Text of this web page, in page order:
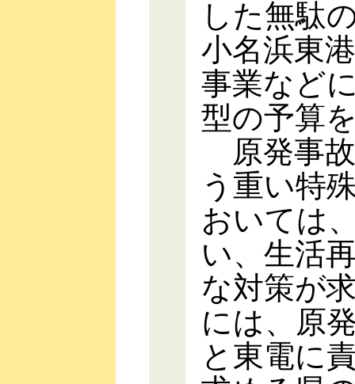
した無駄
小名浜東
事業など
型の予算
原発事
う重い特
おいては
い、生活
な対策が
には、原
と東電に